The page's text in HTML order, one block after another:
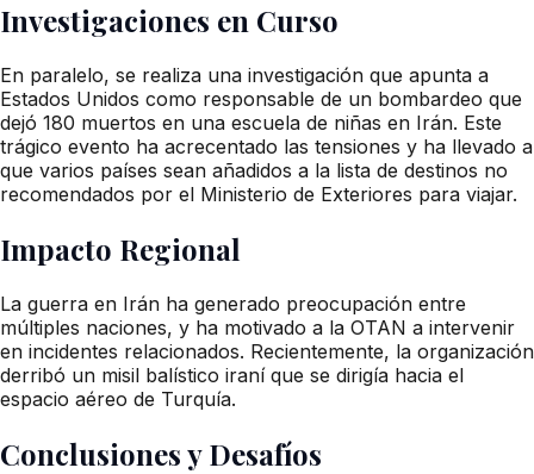
Investigaciones en Curso
En paralelo, se realiza una investigación que apunta a
Estados Unidos como responsable de un bombardeo que
dejó 180 muertos en una escuela de niñas en Irán. Este
trágico evento ha acrecentado las tensiones y ha llevado a
que varios países sean añadidos a la lista de destinos no
recomendados por el Ministerio de Exteriores para viajar.
Impacto Regional
La guerra en Irán ha generado preocupación entre
múltiples naciones, y ha motivado a la OTAN a intervenir
en incidentes relacionados. Recientemente, la organización
derribó un misil balístico iraní que se dirigía hacia el
espacio aéreo de Turquía.
Conclusiones y Desafíos